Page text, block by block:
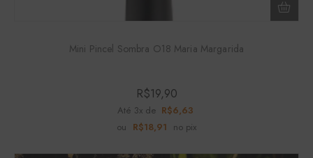
Mini Pincel Sombra O18 Maria Margarida
R$19,90
Até 3x de R$6,63
ou R$18,91 no pix